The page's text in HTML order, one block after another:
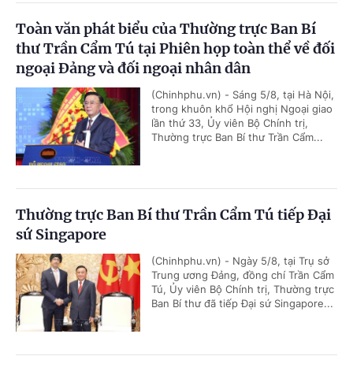
Toàn văn phát biểu của Thường trực Ban Bí
thư Trần Cẩm Tú tại Phiên họp toàn thể về đối
ngoại Đảng và đối ngoại nhân dân
(Chinhphu.vn) - Sáng 5/8, tại Hà Nội,
trong khuôn khổ Hội nghị Ngoại giao
lần thứ 33, Ủy viên Bộ Chính trị,
Thường trực Ban Bí thư Trần Cẩm...
Thường trực Ban Bí thư Trần Cẩm Tú tiếp Đại
sứ Singapore
(Chinhphu.vn) - Ngày 5/8, tại Trụ sở
Trung ương Đảng, đồng chí Trần Cẩm
Tú, Ủy viên Bộ Chính trị, Thường trực
Ban Bí thư đã tiếp Đại sứ Singapore...